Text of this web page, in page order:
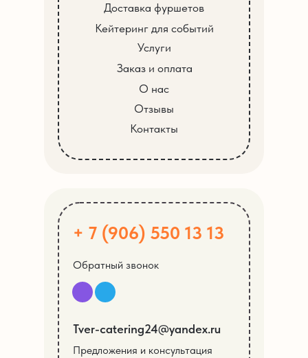
Доставка фуршетов
Кейтеринг для событий
Услуги
Заказ и оплата
О нас
Отзывы
+ 7 (906) 550 13 13
Обратный звонок
Tver-catering24@yandex.ru
Предложения и консультация
Контакты